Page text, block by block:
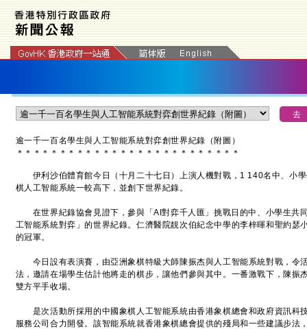
逾一千一百名學生與人工智能系統對弈創世界紀錄（附圖）
＊ ＊ ＊ ＊ ＊ ＊ ＊ ＊ ＊ ＊ ＊ ＊ ＊ ＊ ＊ ＊ ＊ ＊ ＊ ＊ ＊ ＊ ＊ ＊ ＊ ＊
伊利沙伯體育館今日（十月二十七日）上演人機對戰，1 140名中、小學
棋人工智能系統一較高下，並創下世界紀錄。
在世界紀錄協會見證下，參與「AI對弈千人匯」挑戰日的中、小學生共
工智能系統對弈」的世界紀錄。仁濟醫院靚次伯紀念中學的李梓暉和聖約瑟
的冠軍。
今日設有表演賽，由亞洲象棋特級大師陳振杰與人工智能系統對戰，令
法，邀請在場學生估計他將走的棋步，讓他們參與其中。一番激戰下，陳振
雙方平手收場。
是次活動所採用的中國象棋人工智能系統由香港象棋總會和政府資訊科
服務公司合力開發。該智能系統就香港象棋總會提供的殘局和一些建議步法